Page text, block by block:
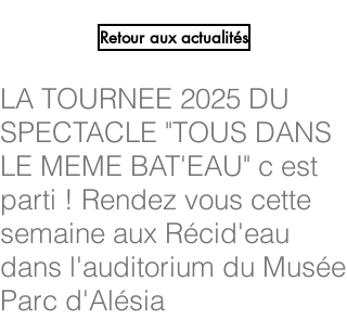
Retour aux actualités
LA TOURNEE 2025 DU
SPECTACLE "TOUS DANS
LE MEME BAT'EAU" c est
parti ! Rendez vous cette
semaine aux Récid'eau
dans l'auditorium du Musée
Parc d'Alésia